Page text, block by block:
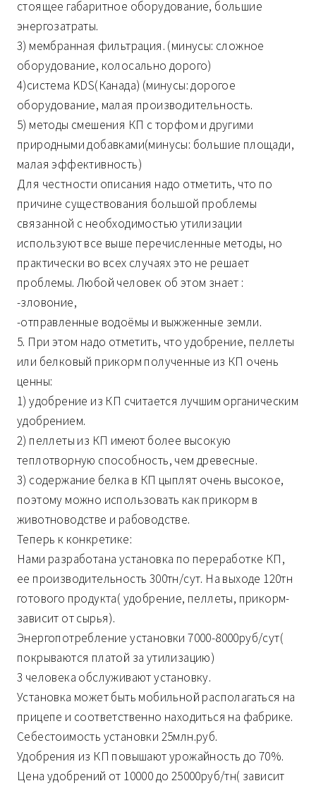
стоящее габаритное оборудование, большие
энергозатраты.
3) мембранная фильтрация. (минусы: сложное
оборудование, колосально дорого)
4)система KDS(Канада) (минусы: дорогое
оборудование, малая производительность.
5) методы смешения КП с торфом и другими
природными добавками(минусы: большие площади,
малая эффективность)
Для честности описания надо отметить, что по
причине существования большой проблемы
связанной с необходимостью утилизации
используют все выше перечисленные методы, но
практически во всех случаях это не решает
проблемы. Любой человек об этом знает :
-зловоние,
-отправленные водоёмы и выжженные земли.
5. При этом надо отметить, что удобрение, пеллеты
или белковый прикорм полученные из КП очень
ценны:
1) удобрение из КП считается лучшим органическим
удобрением.
2) пеллеты из КП имеют более высокую
теплотворную способность, чем древесные.
3) содержание белка в КП цыплят очень высокое,
поэтому можно использовать как прикорм в
животноводстве и рабоводстве.
Теперь к конкретике:
Нами разработана установка по переработке КП,
ее производительность 300тн/сут. На выходе 120тн
готового продукта( удобрение, пеллеты, прикорм-
зависит от сырья).
Энергопотребление установки 7000-8000руб/сут(
покрываются платой за утилизацию)
3 человека обслуживают установку.
Установка может быть мобильной располагаться на
прицепе и соответственно находиться на фабрике.
Себестоимость установки 25млн.руб.
Удобрения из КП повышают урожайность до 70%.
Цена удобрений от 10000 до 25000руб/тн( зависит